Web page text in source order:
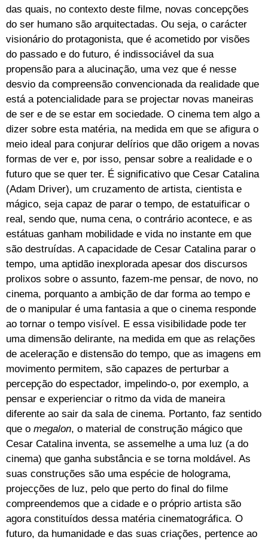
das quais, no contexto deste filme, novas concepções
do ser humano são arquitectadas. Ou seja, o carácter
visionário do protagonista, que é acometido por visões
do passado e do futuro, é indissociável da sua
propensão para a alucinação, uma vez que é nesse
desvio da compreensão convencionada da realidade que
está a potencialidade para se projectar novas maneiras
de ser e de se estar em sociedade. O cinema tem algo a
dizer sobre esta matéria, na medida em que se afigura o
meio ideal para conjurar delírios que dão origem a novas
formas de ver e, por isso, pensar sobre a realidade e o
futuro que se quer ter. É significativo que Cesar Catalina
(Adam Driver), um cruzamento de artista, cientista e
mágico, seja capaz de parar o tempo, de estatuificar o
real, sendo que, numa cena, o contrário acontece, e as
estátuas ganham mobilidade e vida no instante em que
são destruídas. A capacidade de Cesar Catalina parar o
tempo, uma aptidão inexplorada apesar dos discursos
prolixos sobre o assunto, fazem-me pensar, de novo, no
cinema, porquanto a ambição de dar forma ao tempo e
de o manipular é uma fantasia a que o cinema responde
ao tornar o tempo visível. E essa visibilidade pode ter
uma dimensão delirante, na medida em que as relações
de aceleração e distensão do tempo, que as imagens em
movimento permitem, são capazes de perturbar a
percepção do espectador, impelindo-o, por exemplo, a
pensar e experienciar o ritmo da vida de maneira
diferente ao sair da sala de cinema. Portanto, faz sentido
que o megalon, o material de construção mágico que
Cesar Catalina inventa, se assemelhe a uma luz (a do
cinema) que ganha substância e se torna moldável. As
suas construções são uma espécie de holograma,
projecções de luz, pelo que perto do final do filme
compreendemos que a cidade e o próprio artista são
agora constituídos dessa matéria cinematográfica. O
futuro, da humanidade e das suas criações, pertence ao